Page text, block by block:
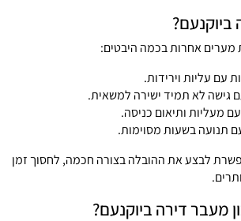
מערים אחרות בכמה היבטים:
עם עליות וירידות.
גישה לא תמיד ישירה למשאית.
מעליות ותיאום כניסה.
תנועה בשעות מסוימות.
לבצע את ההובלה בצורה חכמה, לחסוך זמן
מעבר דירה ביוקנעם?